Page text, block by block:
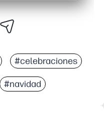
#celebraciones
#navidad